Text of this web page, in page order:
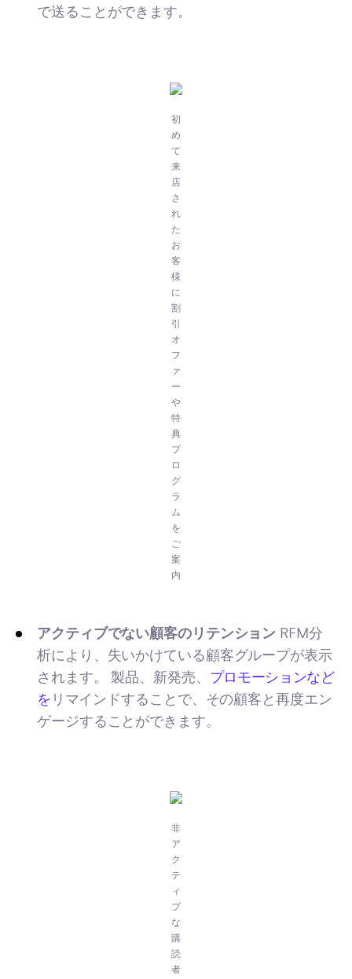
で送ることができます。
初
め
て
来
店
さ
れ
た
お
客
様
に
割
引
オ
フ
ァ
ー
や
特
典
プ
ロ
グ
ラ
ム
を
ご
案
内
アクティブでない顧客のリテンション RFM分
析により、失いかけている顧客グループが表示
されます。 製品、新発売、 プロモーションなど
を リマインドすることで、その顧客と再度エン
ゲージすることができます。
非
ア
ク
テ
ィ
ブ
な
購
読
者